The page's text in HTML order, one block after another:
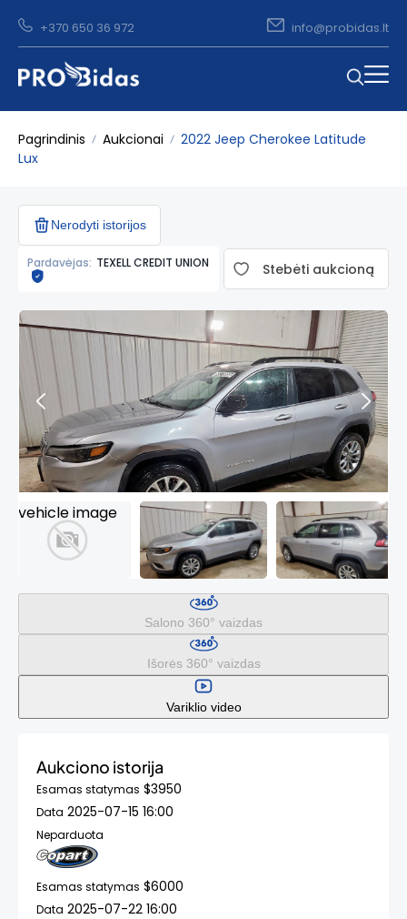
+370 650 36 972 info@probidas.lt
Pagrindinis Aukcionai
2022 Jeep Cherokee Latitude
Lux
Nerodyti istorijos
Stebėti aukcioną
Pardavėjas: TEXELL CREDIT UNION
Salono 360° vaizdas
Išorės 360° vaizdas
Variklio video
Aukciono istorija
Esamas statymas $3950
Data 2025-07-15 16:00
Neparduota
Esamas statymas $6000
Data 2025-07-22 16:00